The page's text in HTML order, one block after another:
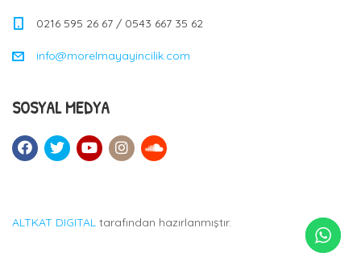
0216 595 26 67 / 0543 667 35 62
info@morelmayayincilik.com
SOSYAL MEDYA
ALTKAT DIGITAL tarafından hazırlanmıştır.